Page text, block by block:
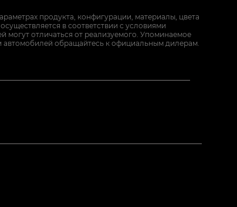
продукта, конфигурации, материалы, цвета
в соответствии с условиями
могут отличаться от реализуемого. Упоминаемое
обращайтесь к официальным дилерам.